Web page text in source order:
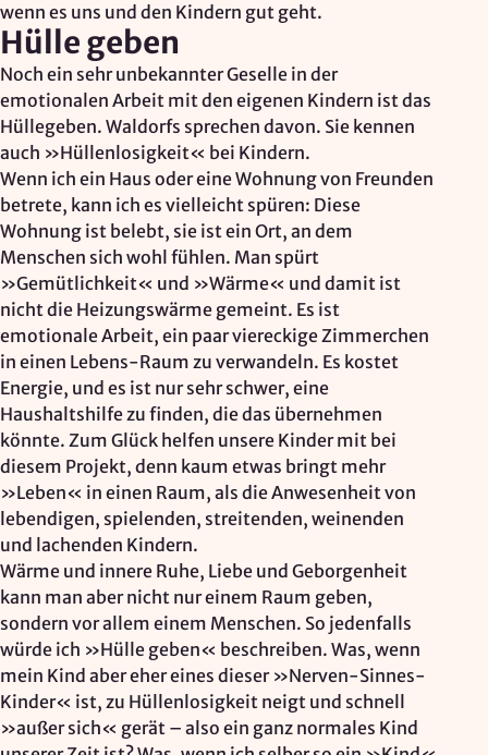
wenn es uns und den Kindern gut geht.
Hülle geben
Noch ein sehr unbekannter Geselle in der
emotionalen Arbeit mit den eigenen Kindern ist das
Hüllegeben. Waldorfs sprechen davon. Sie kennen
auch »Hüllenlosigkeit« bei Kindern.
Wenn ich ein Haus oder eine Wohnung von Freunden
betrete, kann ich es vielleicht spüren: Diese
Wohnung ist belebt, sie ist ein Ort, an dem
Menschen sich wohl fühlen. Man spürt
»Gemütlichkeit« und »Wärme« und damit ist
nicht die Heizungswärme gemeint. Es ist
emotionale Arbeit, ein paar viereckige Zimmerchen
in einen Lebens-Raum zu verwandeln. Es kostet
Energie, und es ist nur sehr schwer, eine
Haushaltshilfe zu finden, die das übernehmen
könnte. Zum Glück helfen unsere Kinder mit bei
diesem Projekt, denn kaum etwas bringt mehr
»Leben« in einen Raum, als die Anwesenheit von
lebendigen, spielenden, streitenden, weinenden
und lachenden Kindern.
Wärme und innere Ruhe, Liebe und Geborgenheit
kann man aber nicht nur einem Raum geben,
sondern vor allem einem Menschen. So jedenfalls
würde ich »Hülle geben« beschreiben. Was, wenn
mein Kind aber eher eines dieser »Nerven-Sinnes-
Kinder« ist, zu Hüllenlosigkeit neigt und schnell
»außer sich« gerät – also ein ganz normales Kind